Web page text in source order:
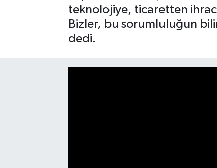
teknolojiye, ticaretten
Bizler, bu sorumluluğun
dedi.